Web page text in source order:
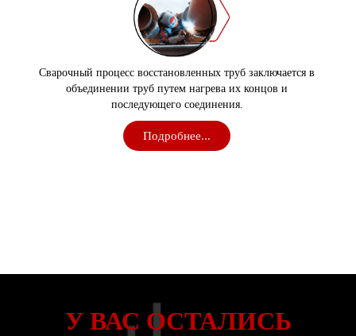
Сварочный процесс восстановленных труб заключается в
объединении труб путем нагрева их концов и
последующего соединения.
Подробнее...
У ВАС ОСТАЛИСЬ